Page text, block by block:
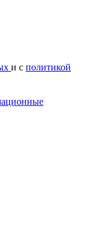
и с политикой